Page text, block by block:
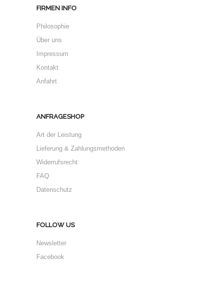
FIRMEN INFO
Philosophie
Über uns
Impressum
Kontakt
Anfahrt
ANFRAGESHOP
Art der Leistung
Lieferung & Zahlungsmethoden
Widerrufsrecht
FAQ
Datenschutz
FOLLOW US
Newsletter
Facebook